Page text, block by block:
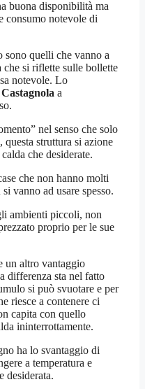
buona disponibilità ma
consumo notevole di
quelli che vanno a
che si riflette sulle bollette
notevole. Lo
a
nel senso che solo
questa struttura si azione
che desiderate.
che non hanno molti
vanno ad usare spesso.
ambienti piccoli, non
proprio per le sue
un altro vantaggio
differenza sta nel fatto
si può svuotare e per
riesce a contenere ci
capita con quello
ininterrottamente.
ha lo svantaggio di
a temperatura e
desiderata.